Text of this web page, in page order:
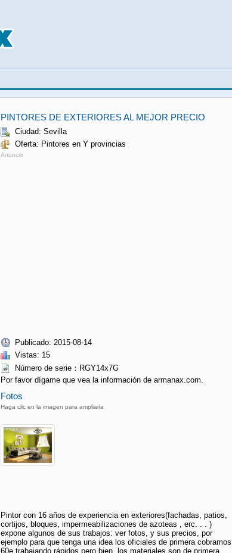
PINTORES DE EXTERIORES AL MEJOR PRECIO
Ciudad: Sevilla
Oferta: Pintores en Y provincias
Anuncio
Publicado: 2015-08-14
Vistas: 15
Número de serie：RGY14x7G
Por favor dígame que vea la información de armanax.com.
Fotos
Haga clic en la imagen para ampliarla
Pintor con 16 años de experiencia en exteriores(fachadas, patios,
cortijos, bloques, impermeabilizaciones de azoteas , erc. . . )
expone algunos de sus trabajos: ver fotos, y sus precios, por
ejemplo para que tenga una idea los oficiales de primera cobramos
60e trabajando rápidos pero bien, los materiales son de primera,